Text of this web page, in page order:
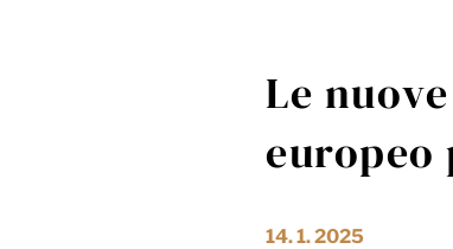
Le
europeo
14. 1. 2025